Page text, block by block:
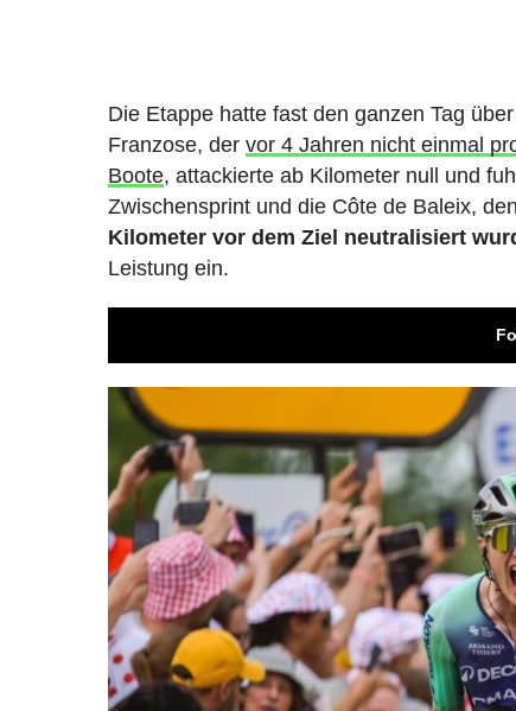
Die Etappe hatte fast den ganzen Tag
Franzose, dervor 4 Jahren nicht einmal
Boote, attackierte ab Kilometer null und
Zwischensprint und die Côte de Baleix,
Kilometer vor dem Ziel neutralisiert
Leistung ein.